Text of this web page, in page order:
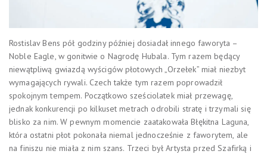
Rostislav Bens pół godziny później dosiadał innego faworyta –
Noble Eagle, w gonitwie o Nagrodę Hubala. Tym razem będący
niewątpliwą gwiazdą wyścigów płotowych „Orzełek” miał niezbyt
wymagających rywali. Czech także tym razem poprowadził
spokojnym tempem. Początkowo sześciolatek miał przewagę,
jednak konkurencji po kilkuset metrach odrobili stratę i trzymali się
blisko za nim. W pewnym momencie zaatakowała Błękitna Laguna,
która ostatni płot pokonała niemal jednocześnie z faworytem, ale
na finiszu nie miała z nim szans. Trzeci był Artysta przed Szafirką i